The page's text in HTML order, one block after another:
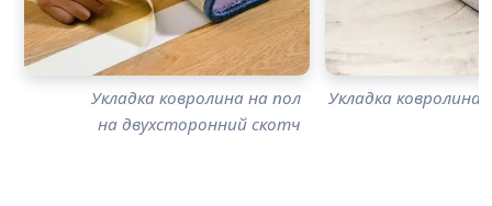
Укладка ковролина на пол
на двухсторонний скотч
Укладка ковролина